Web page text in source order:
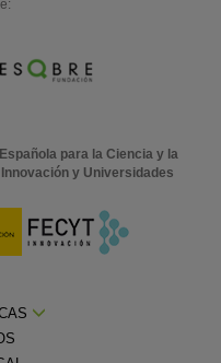
para la Ciencia y la
y Universidades